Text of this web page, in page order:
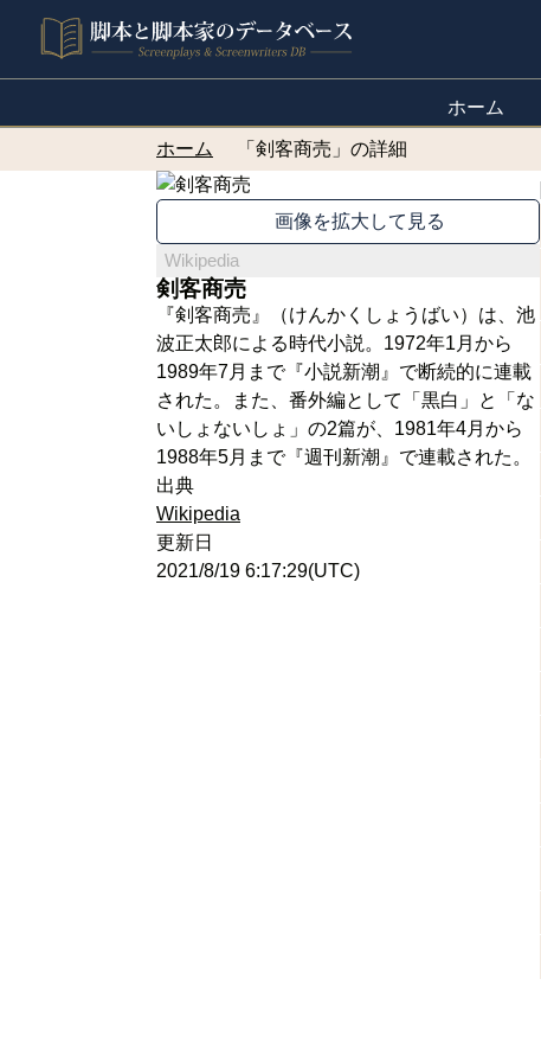
ホーム
ホーム 「剣客商売」の詳細
画像を拡大して見る
Wikipedia
剣客商売
『剣客商売』（けんかくしょうばい）は、池
波正太郎による時代小説。1972年1月から
1989年7月まで『小説新潮』で断続的に連載
された。また、番外編として「黒白」と「な
いしょないしょ」の2篇が、1981年4月から
1988年5月まで『週刊新潮』で連載された。
出典
Wikipedia
更新日
2021/8/19 6:17:29(UTC)